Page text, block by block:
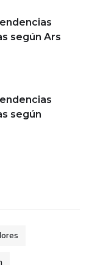
según Ars
según